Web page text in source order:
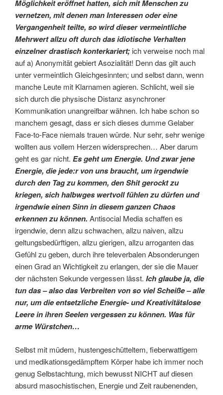
Möglichkeit eröffnet hatten, sich mit Menschen zu
vernetzen, mit denen man Interessen oder eine
Vergangenheit teilte, so wird dieser vermeintliche
Mehrwert allzu oft durch das idiotische Verhalten
einzelner drastisch konterkariert; ich verweise noch mal
auf a) Anonymität gebiert Asozialität! Denn das gilt auch
unter vermeintlich Gleichgesinnten; und selbst dann, wenn
manche Leute mit Klarnamen agieren. Schlicht, weil sie
sich durch die physische Distanz asynchroner
Kommunikation unangreifbar wähnen. Ich habe schon so
manchem gesagt, dass er sich dieses dumme Gelaber
Face-to-Face niemals trauen würde. Nur sehr, sehr wenige
wollten aus vollem Herzen widersprechen… Aber darum
geht es gar nicht. Es geht um Energie. Und zwar jene
Energie, die jede:r von uns braucht, um irgendwie
durch den Tag zu kommen, den Shit gerockt zu
kriegen, sich halbwges wertvoll fühlen zu dürfen und
irgendwie einen Sinn in diesem ganzen Chaos
erkennen zu können. Antisocial Media schaffen es
irgendwie, denn allzu schwachen, allzu naiven, allzu
geltungsbedürftigen, allzu gierigen, allzu arroganten das
Gefühl zu geben, durch ihre televerbalen Absonderungen
einen Grad an Wichtigkeit zu erlangen, der sie die Mauer
der nächsten Sekunde vergessen lässt. Ich glaube ja, die
tun das – also das Verbreiten von so viel Scheiße – alle
nur, um die entsetzliche Energie- und Kreativitätslose
Leere in ihren Seelen vergessen zu können. Was für
arme Würstchen…
Selbst mit müdem, hustengeschütteltem, fieberwattigem
und medikationsgedämpftem Körper habe ich immer noch
genug Selbstachtung, mich bewusst NICHT auf diesen
absurd masochistischen, Energie und Zeit raubenenden,